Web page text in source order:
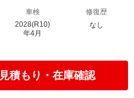
車検
2028(R10)
年4月
修復歴
なし
見積もり・在庫確認